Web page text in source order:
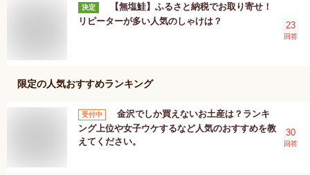
決定
【無塩鮭】ふるさと納税でお取り寄せ！
リピーターが多い人気のしゃけは？
23
回答
限定の人気おすすめランキング
受付中
金沢でしか買えないお土産は？ランキ
ング上位や女子ウケするなど人気のおすすめを教
えてください。
30
回答